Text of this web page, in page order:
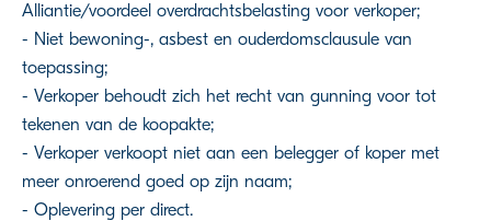
Alliantie/voordeel overdrachtsbelasting voor verkoper;
- Niet bewoning-, asbest en ouderdomsclausule van
toepassing;
- Verkoper behoudt zich het recht van gunning voor tot
tekenen van de koopakte;
- Verkoper verkoopt niet aan een belegger of koper met
meer onroerend goed op zijn naam;
- Oplevering per direct.